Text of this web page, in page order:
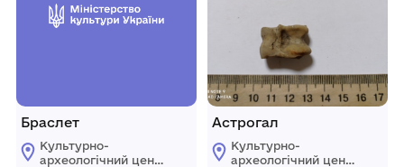
Браслет
Культурно-
археологічний центр
Астрогал
Культурно-
археологічний центр